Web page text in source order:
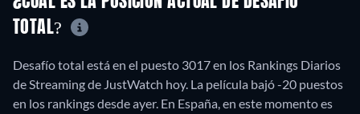
TOTAL?
Desafío total está en el puesto 3017 en los Rankings Diarios
de Streaming de JustWatch hoy. La película bajó -20 puestos
en los rankings desde ayer. En España, en este momento es